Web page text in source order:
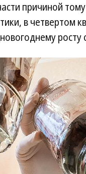
причиной
в четвертом